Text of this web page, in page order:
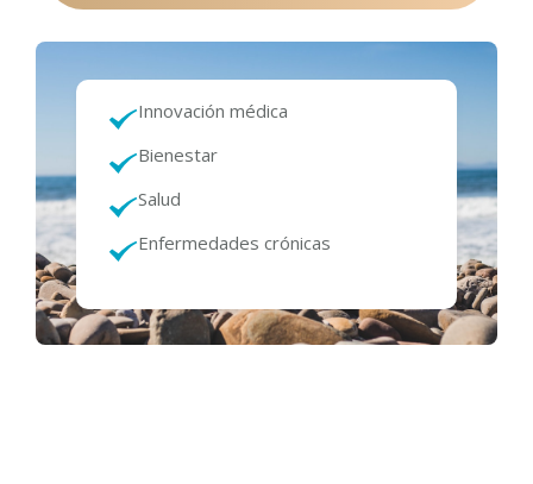
Innovación médica
Bienestar
Salud
Enfermedades crónicas